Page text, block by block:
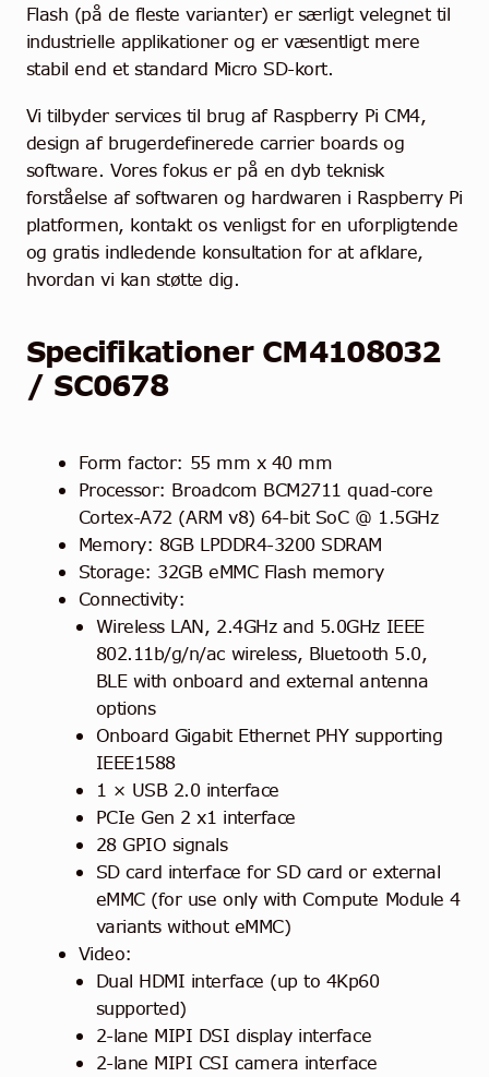
Flash (på de fleste varianter) er særligt velegnet til
industrielle applikationer og er væsentligt mere
stabil end et standard Micro SD-kort.
Vi tilbyder services til brug af Raspberry Pi CM4,
design af brugerdefinerede carrier boards og
software. Vores fokus er på en dyb teknisk
forståelse af softwaren og hardwaren i Raspberry Pi
platformen, kontakt os venligst for en uforpligtende
og gratis indledende konsultation for at afklare,
hvordan vi kan støtte dig.
Specifikationer CM4108032
/ SC0678
Form factor: 55 mm x 40 mm
Processor: Broadcom BCM2711 quad-core
Cortex-A72 (ARM v8) 64-bit SoC @ 1.5GHz
Memory: 8GB LPDDR4-3200 SDRAM
Storage: 32GB eMMC Flash memory
Connectivity:
Wireless LAN, 2.4GHz and 5.0GHz IEEE
802.11b/g/n/ac wireless, Bluetooth 5.0,
BLE with onboard and external antenna
options
Onboard Gigabit Ethernet PHY supporting
IEEE1588
1 × USB 2.0 interface
PCIe Gen 2 x1 interface
28 GPIO signals
SD card interface for SD card or external
eMMC (for use only with Compute Module 4
variants without eMMC)
Video:
Dual HDMI interface (up to 4Kp60
supported)
2-lane MIPI DSI display interface
2-lane MIPI CSI camera interface